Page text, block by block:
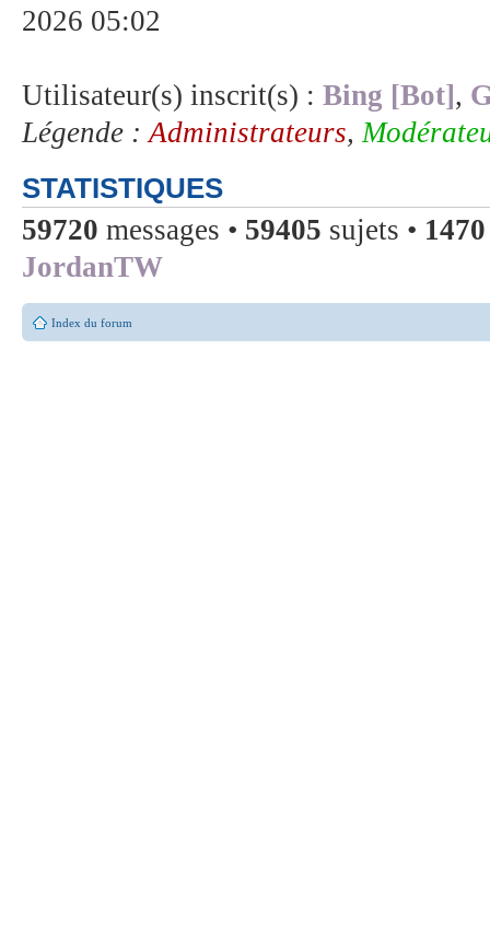
2026 05:02
Utilisateur(s) inscrit(s) : Bing [Bot],
Légende : Administrateurs,
STATISTIQUES
59720 messages • 59405 sujets • 1470
JordanTW
Index du forum